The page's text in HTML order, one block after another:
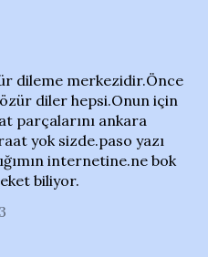
dileme merkezidir.Önce
diler hepsi.Onun için
parçalarını ankara
yok sizde.paso yazı
internetine.ne bok
biliyor.